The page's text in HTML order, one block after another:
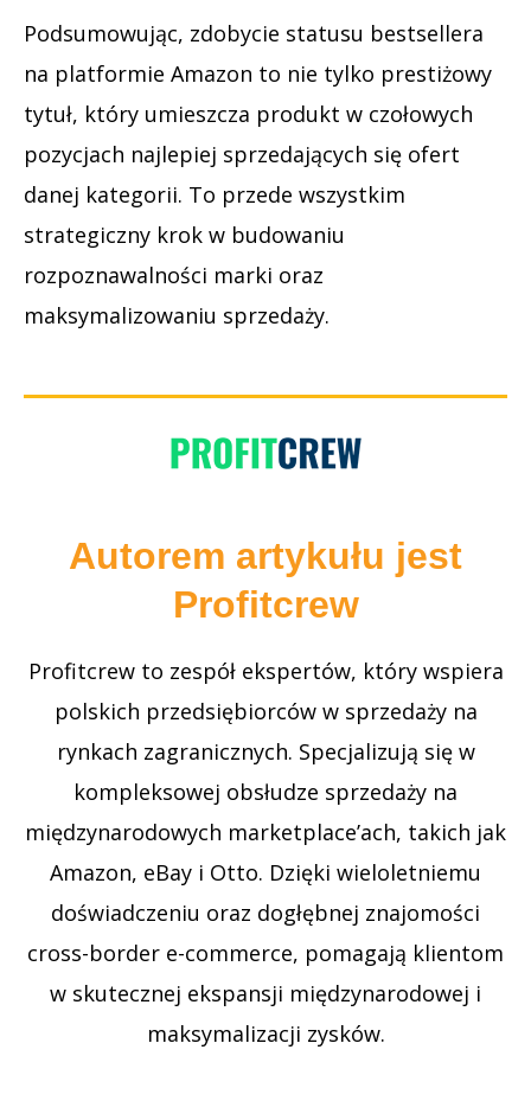
Podsumowując, zdobycie statusu bestsellera
na platformie Amazon to nie tylko prestiżowy
tytuł, który umieszcza produkt w czołowych
pozycjach najlepiej sprzedających się ofert
danej kategorii. To przede wszystkim
strategiczny krok w budowaniu
rozpoznawalności marki oraz
maksymalizowaniu sprzedaży.
Autorem artykułu jest
Profitcrew
Profitcrew to zespół ekspertów, który wspiera
polskich przedsiębiorców w sprzedaży na
rynkach zagranicznych. Specjalizują się w
kompleksowej obsłudze sprzedaży na
międzynarodowych marketplace’ach, takich jak
Amazon, eBay i Otto. Dzięki wieloletniemu
doświadczeniu oraz dogłębnej znajomości
cross-border e-commerce, pomagają klientom
w skutecznej ekspansji międzynarodowej i
maksymalizacji zysków.